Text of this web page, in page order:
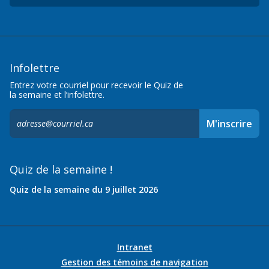
Infolettre
Entrez votre courriel pour recevoir le Quiz de
la semaine et l’infolettre.
M'inscrire
Quiz de la semaine !
Quiz de la semaine du 9 juillet 2026
Intranet
Gestion des témoins de navigation